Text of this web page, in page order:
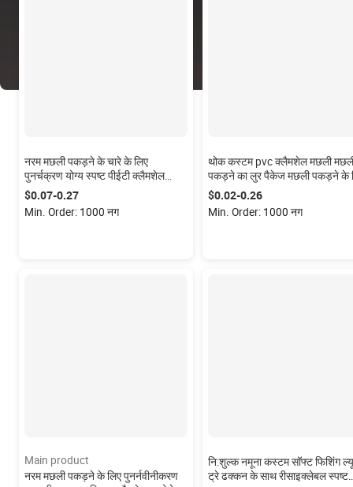
नरम मछली पकड़ने के चारे के लिए
पुनर्चक्रण योग्य स्पष्ट पीईटी क्लैमशेल
ब्लिस्टर पैकेजिंग अनुकूलित ब्लिस्टर
पैकेजिंग
$0.07-0.27
Min. Order: 1000 नग
थोक कस्टम pvc क्लैमशेल मछली
पकड़ने का लुर पैकेज मछली पकड़ने के
क्लैमशेल पैकेजिंग
$0.02-0.26
Min. Order: 1000 नग
Main product
नरम मछली पकड़ने के लिए पुनर्नवीनीकरण
नि:शुल्क नमूना कस्टम सॉफ्ट फिशिंग
ट्रे ढक्कन के साथ रीसाइक्लेबल स्पष्ट